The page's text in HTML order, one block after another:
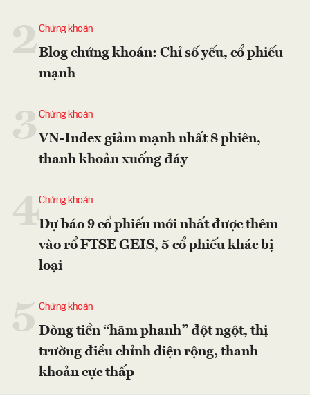
2Chứng khoán
Blog chứng khoán: Chỉ số yếu, cổ phiếu
mạnh
Chứng khoán
VN-Index giảm mạnh nhất 8 phiên,
thanh khoản xuống đáy
4Chứng khoán
Dự báo 9 cổ phiếu mới nhất được thêm
vào rổ FTSE GEIS, 5 cổ phiếu khác bị
loại
Chứng khoán
Dòng tiền “hãm phanh” đột ngột, thị
trường điều chỉnh diện rộng, thanh
khoản cực thấp